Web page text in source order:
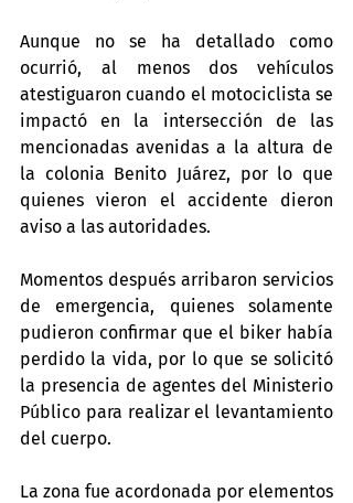
Aunque no se ha detallado como
ocurrió, al menos dos vehículos
atestiguaron cuando el motociclista se
impactó en la intersección de las
mencionadas avenidas a la altura de
la colonia Benito Juárez, por lo que
quienes vieron el accidente dieron
aviso a las autoridades.
Momentos después arribaron servicios
de emergencia, quienes solamente
pudieron confirmar que el biker había
perdido la vida, por lo que se solicitó
la presencia de agentes del Ministerio
Público para realizar el levantamiento
del cuerpo.
La zona fue acordonada por elementos